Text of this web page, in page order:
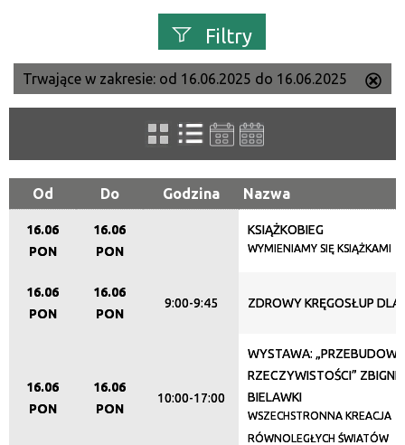
Filtry
Szukana fraza
Kategoria
Trwające w zakresie
Miejsce
Organizator
Trwające w zakresie: od 16.06.2025 do 16.06.2025
ten
Od Do Godzina Nazwa
16.06
PON
16.06
PON
KSIĄŻKOBIEG
WYMIENIAMY SIĘ KSIĄŻKAMI
16.06
PON
16.06
PON
9:00-9:45 ZDROWY KRĘGOSŁUP DLA
16.06
PON
16.06
PON
10:00-17:00
WYSTAWA: „PRZEBUDOWA
RZECZYWISTOŚCI”
BIELAWKI
WSZECHSTRONNA KREACJA
RÓWNOLEGŁYCH ŚWIATÓW